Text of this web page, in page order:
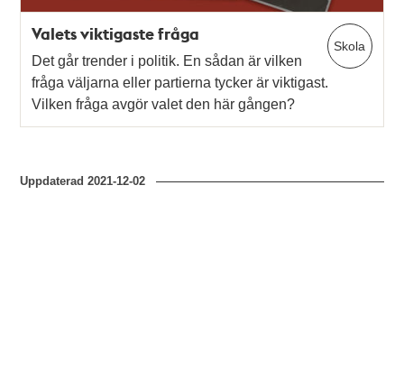
Skola
Valets viktigaste fråga
Det går trender i politik. En sådan är vilken
fråga väljarna eller partierna tycker är viktigast.
Vilken fråga avgör valet den här gången?
Uppdaterad2021-12-02